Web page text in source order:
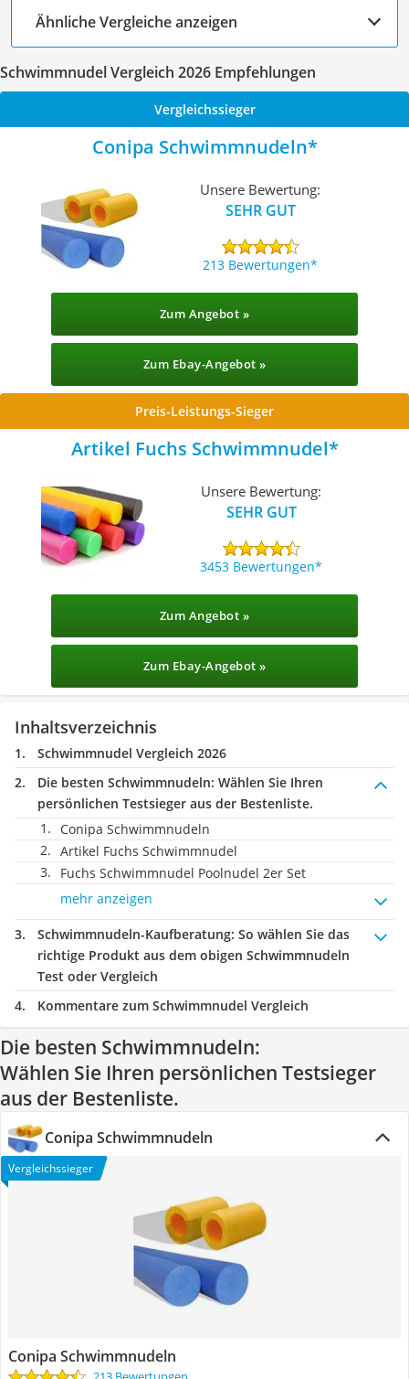
Ähnliche Vergleiche anzeigen
Schwimmnudel Vergleich 2026 Empfehlungen
Vergleichssieger
Conipa Schwimmnudeln
Unsere Bewertung:
SEHR GUT
213 Bewertungen
Zum Angebot »
Zum Ebay-Angebot »
Preis-Leistungs-Sieger
Artikel Fuchs Schwimmnudel
Unsere Bewertung:
SEHR GUT
3453 Bewertungen
Zum Angebot »
Zum Ebay-Angebot »
Inhaltsverzeichnis
Schwimmnudel Vergleich 2026
Die besten Schwimmnudeln: Wählen Sie Ihren
persönlichen Testsieger aus der Bestenliste.
Conipa Schwimmnudeln
Artikel Fuchs Schwimmnudel
Fuchs Schwimmnudel Poolnudel 2er Set
mehr anzeigen
Schwimmnudeln-Kaufberatung: So wählen Sie das
richtige Produkt aus dem obigen Schwimmnudeln
Test oder Vergleich
Kommentare zum Schwimmnudel Vergleich
Die besten Schwimmnudeln:
Wählen Sie Ihren persönlichen Testsieger
aus der Bestenliste.
Conipa Schwimmnudeln
Vergleichssieger
Conipa Schwimmnudeln